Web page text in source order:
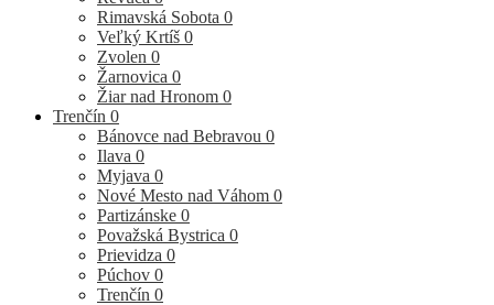
Rimavská Sobota 0
Veľký Krtíš 0
Zvolen 0
Žarnovica 0
Žiar nad Hronom 0
Trenčín 0
Bánovce nad Bebravou 0
Ilava 0
Myjava 0
Nové Mesto nad Váhom 0
Partizánske 0
Považská Bystrica 0
Prievidza 0
Púchov 0
Trenčín 0